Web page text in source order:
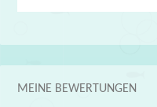
MEINE BEWERTUNGEN